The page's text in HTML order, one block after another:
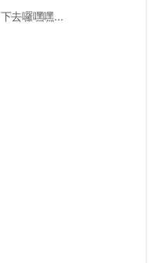
下去囉嘿嘿...